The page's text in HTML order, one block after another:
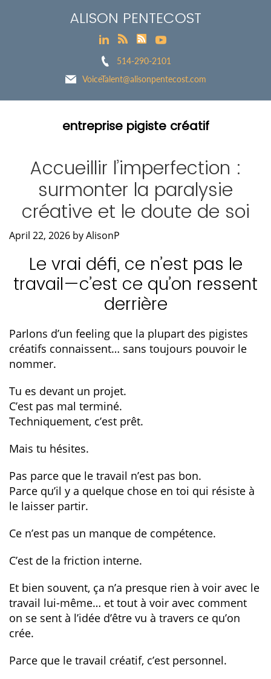
ALISON PENTECOST
514-290-2101
VoiceTalent@alisonpentecost.com
entreprise pigiste créatif
Accueillir l’imperfection :
surmonter la paralysie
créative et le doute de soi
April 22, 2026 byAlisonP
Le vrai défi, ce n’est pas le
travail—c’est ce qu’on ressent
derrière
Parlons d’un feeling que la plupart des pigistes
créatifs connaissent… sans toujours pouvoir le
nommer.
Tu es devant un projet.
C’est pas mal terminé.
Techniquement, c’est prêt.
Mais tu hésites.
Pas parce que le travail n’est pas bon.
Parce qu’il y a quelque chose en toi qui résiste à
le laisser partir.
Ce n’est pas un manque de compétence.
C’est de la friction interne.
Et bien souvent, ça n’a presque rien à voir avec le
travail lui-même… et tout à voir avec comment
on se sent à l’idée d’être vu à travers ce qu’on
crée.
Parce que le travail créatif, c’est personnel.